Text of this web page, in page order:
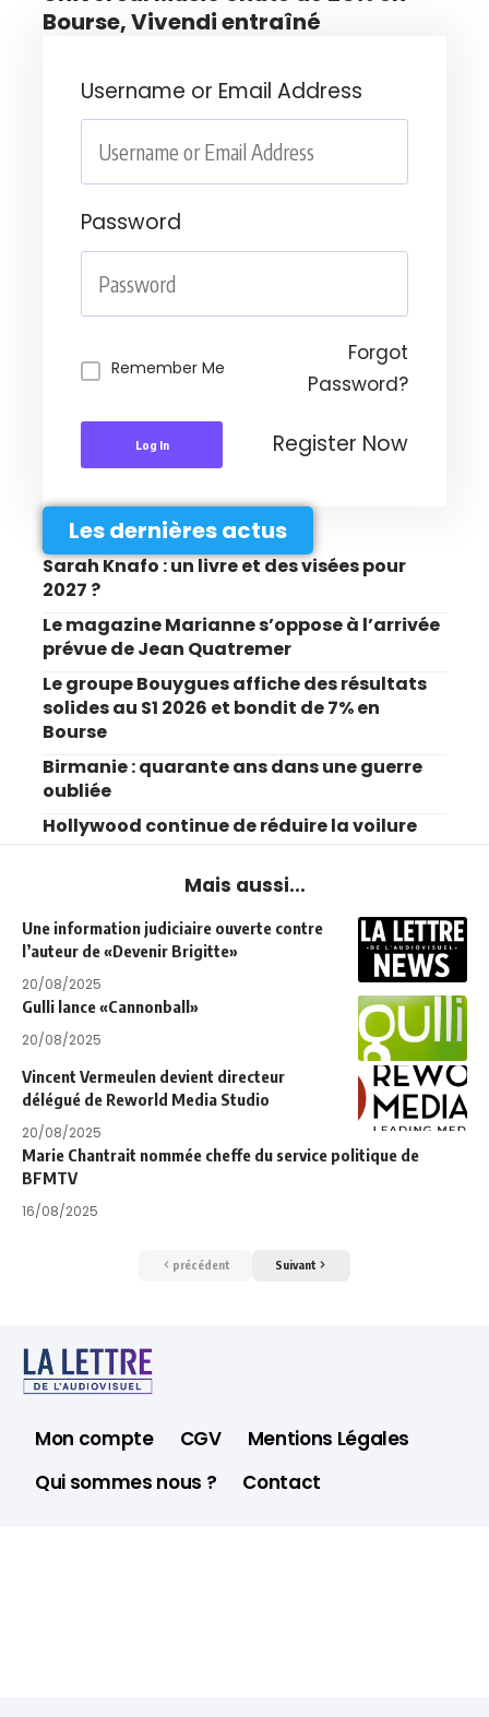
Bourse, Vivendi entraîné
Username or Email Address
Password
Remember Me
Forgot
Password?
Log In Register Now
Les dernières actus
Sarah Knafo : un livre et des visées pour
2027 ?
Le magazine Marianne s’oppose à l’arrivée
prévue de Jean Quatremer
Le groupe Bouygues affiche des résultats
solides au S1 2026 et bondit de 7% en
Bourse
Birmanie : quarante ans dans une guerre
oubliée
Hollywood continue de réduire la voilure
Mais aussi...
Une information judiciaire ouverte contre
l’auteur de «Devenir Brigitte»
20/08/2025
Gulli lance «Cannonball»
20/08/2025
Vincent Vermeulen devient directeur
délégué de Reworld Media Studio
20/08/2025
Marie Chantrait nommée cheffe du service politique de
BFMTV
16/08/2025
précédent Suivant
Mon compte CGV
Mentions Légales
Qui sommes nous ?
Contact